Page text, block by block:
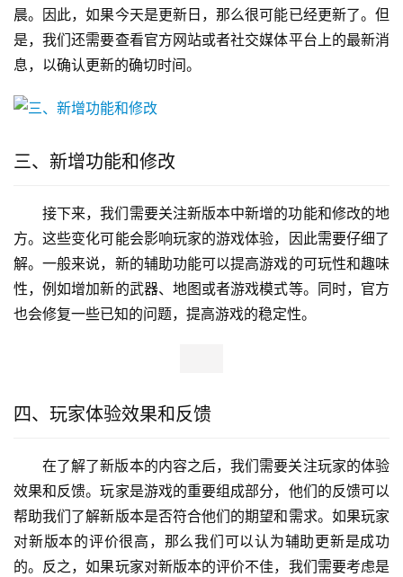
晨。因此，如果今天是更新日，那么很可能已经更新了。但
是，我们还需要查看官方网站或者社交媒体平台上的最新消
息，以确认更新的确切时间。
三、新增功能和修改
接下来，我们需要关注新版本中新增的功能和修改的地
方。这些变化可能会影响玩家的游戏体验，因此需要仔细了
解。一般来说，新的辅助功能可以提高游戏的可玩性和趣味
性，例如增加新的武器、地图或者游戏模式等。同时，官方
也会修复一些已知的问题，提高游戏的稳定性。
四、玩家体验效果和反馈
在了解了新版本的内容之后，我们需要关注玩家的体验
效果和反馈。玩家是游戏的重要组成部分，他们的反馈可以
帮助我们了解新版本是否符合他们的期望和需求。如果玩家
对新版本的评价很高，那么我们可以认为辅助更新是成功
的。反之，如果玩家对新版本的评价不佳，我们需要考虑是